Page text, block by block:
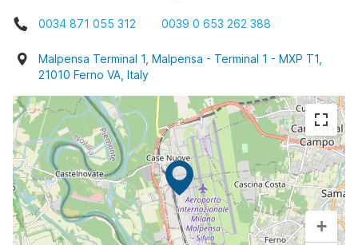
0034 871 055 312 0039 0 653 262 388
Malpensa Terminal 1, Malpensa - Terminal 1 - MXP T1,
21010 Ferno VA, Italy
+